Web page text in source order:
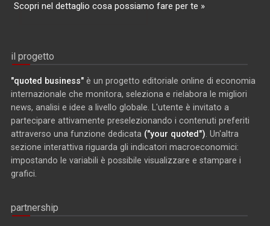
Scopri nel dettaglio cosa possiamo fare per te »
il progetto
"quoted business" è un progetto editoriale online di economia
internazionale che monitora, seleziona e rielabora le migliori
news, analisi e idee a livello globale. L'utente è invitato a
partecipare attivamente preselezionando i contenuti preferiti
attraverso una funzione dedicata ("your quoted") . Un'altra
sezione interattiva riguarda gli indicatori macroeconomici:
impostando le variabili è possibile visualizzare e stampare i
grafici.
partnership